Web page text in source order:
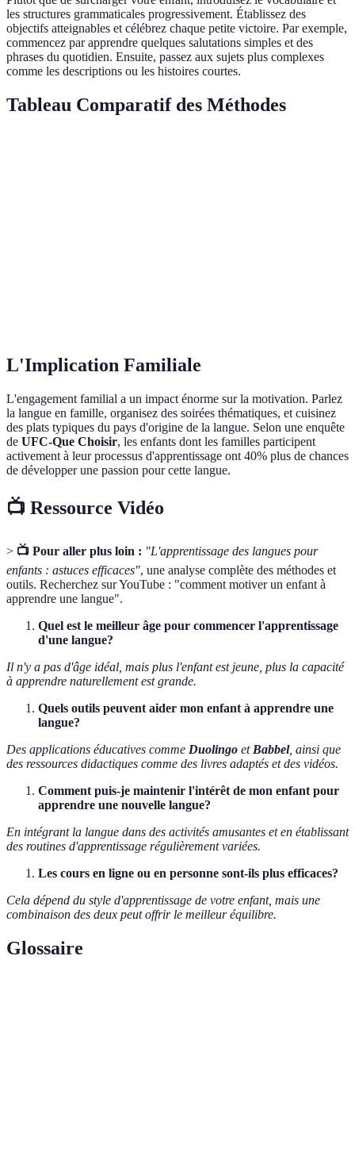
les structures grammaticales progressivement. Établissez des
objectifs atteignables et célébrez chaque petite victoire. Par exemple,
commencez par apprendre quelques salutations simples et des
phrases du quotidien. Ensuite, passez aux sujets plus complexes
comme les descriptions ou les histoires courtes.
Tableau Comparatif des Méthodes
L'Implication Familiale
L'engagement familial a un impact énorme sur la motivation. Parlez
la langue en famille, organisez des soirées thématiques, et cuisinez
des plats typiques du pays d'origine de la langue. Selon une enquête
de UFC-Que Choisir, les enfants dont les familles participent
activement à leur processus d'apprentissage ont 40% plus de chances
de développer une passion pour cette langue.
📺 Ressource Vidéo
> 📺 Pour aller plus loin : "L'apprentissage des langues pour
enfants : astuces efficaces", une analyse complète des méthodes et
outils. Recherchez sur YouTube : "comment motiver un enfant à
apprendre une langue".
Quel est le meilleur âge pour commencer l'apprentissage
d'une langue?
Il n'y a pas d'âge idéal, mais plus l'enfant est jeune, plus la capacité
à apprendre naturellement est grande.
Quels outils peuvent aider mon enfant à apprendre une
langue?
Des applications éducatives comme Duolingo et Babbel, ainsi que
des ressources didactiques comme des livres adaptés et des vidéos.
Comment puis-je maintenir l'intérêt de mon enfant pour
apprendre une nouvelle langue?
En intégrant la langue dans des activités amusantes et en établissant
des routines d'apprentissage régulièrement variées.
Les cours en ligne ou en personne sont-ils plus efficaces?
Cela dépend du style d'apprentissage de votre enfant, mais une
combinaison des deux peut offrir le meilleur équilibre.
Glossaire